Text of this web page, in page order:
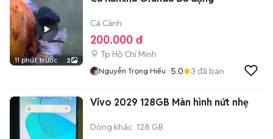
11 phút trước 2
Cá Cảnh
200.000 đ
Tp Hồ Chí Minh
Nguyễn Trọng Hiếu 5.0 3 đã bán
Vivo 2029 128GB Màn hình nứt nhẹ
Dòng khác 128 GB